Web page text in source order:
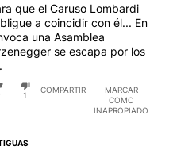
que el Caruso Lombardi
a coincidir con él... En
una Asamblea
se escapa por los
1
COMPARTIR
MARCAR
COMO
INAPROPIADO